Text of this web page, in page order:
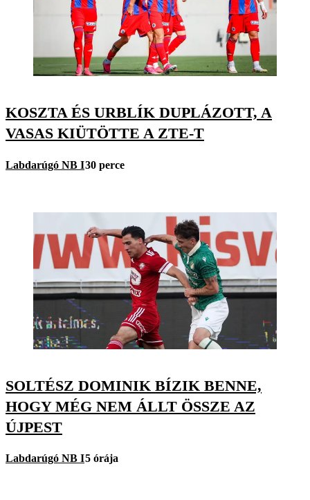
KOSZTA ÉS URBLÍK DUPLÁZOTT, A
VASAS KIÜTÖTTE A ZTE-T
Labdarúgó NB I30 perce
SOLTÉSZ DOMINIK BÍZIK BENNE,
HOGY MÉG NEM ÁLLT ÖSSZE AZ
ÚJPEST
Labdarúgó NB I5 órája